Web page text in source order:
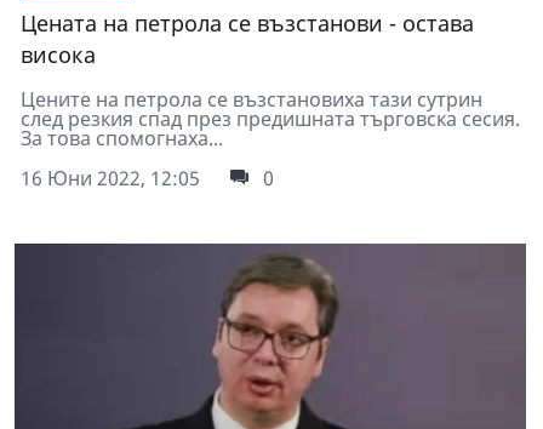
Цената на петрола се възстанови - остава
висока
Цените на петрола се възстановиха тази сутрин
след резкия спад през предишната търговска сесия.
За това спомогнаха...
16 Юни 2022, 12:05
0